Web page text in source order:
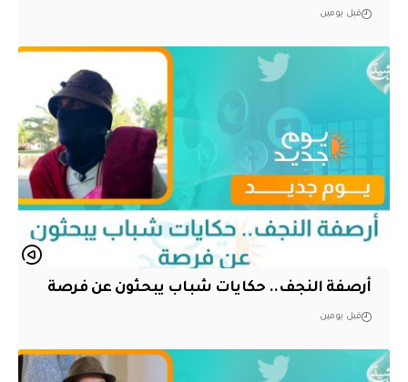
قبل يومين
أرصفة النجف.. حكايات شباب يبحثون عن فرصة
قبل يومين